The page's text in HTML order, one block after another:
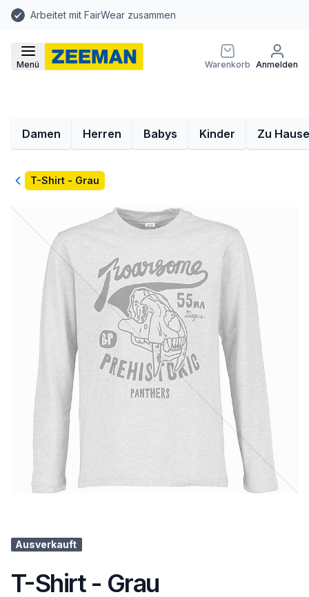
Arbeitet mit FairWear zusammen
Menü Warenkorb Anmelden
Damen Herren Babys Kinder Zu Hause
ZurückT-Shirt - Grau
Ausverkauft
T-Shirt - Grau